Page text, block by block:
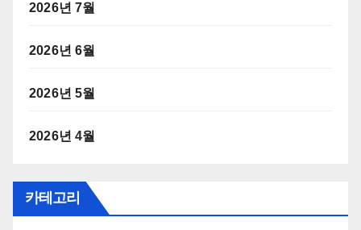
2026년 7월
2026년 6월
2026년 5월
2026년 4월
카테고리